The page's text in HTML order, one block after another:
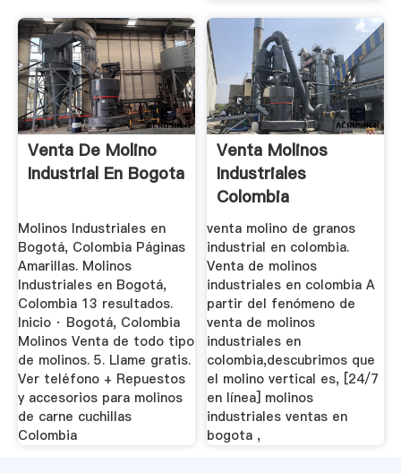
Venta De Molino
Industrial En Bogota
Molinos Industriales en
Bogotá, Colombia Páginas
Amarillas. Molinos
Industriales en Bogotá,
Colombia 13 resultados.
Inicio · Bogotá, Colombia
Molinos Venta de todo tipo
de molinos. 5. Llame gratis.
Ver teléfono + Repuestos
y accesorios para molinos
de carne cuchillas
Colombia
Venta Molinos
Industriales
Colombia
venta molino de granos
industrial en colombia.
Venta de molinos
industriales en colombia A
partir del fenómeno de
venta de molinos
industriales en
colombia,descubrimos que
el molino vertical es, [24/7
en línea] molinos
industriales ventas en
bogota ,